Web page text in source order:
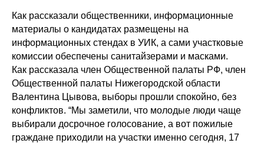
Как рассказали общественники, информационные
материалы о кандидатах размещены на
информационных стендах в УИК, а сами участковые
комиссии обеспечены санитайзерами и масками.
Как рассказала член Общественной палаты РФ, член
Общественной палаты Нижегородской области
Валентина Цывова, выборы прошли спокойно, без
конфликтов. “Мы заметили, что молодые люди чаще
выбирали досрочное голосование, а вот пожилые
граждане приходили на участки именно сегодня, 17